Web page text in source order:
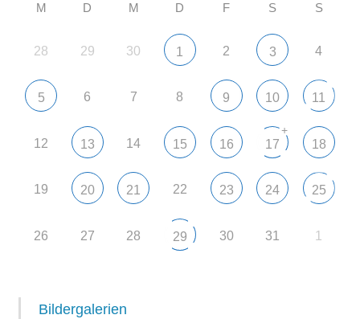
M D M D F S S
28 29 30 1 2 3 4
5 6 7 8 9 10 11
12 13 14 15 16 17
+
18
19 20 21 22 23 24 25
26 27 28 29 30 31 1
Bildergalerien